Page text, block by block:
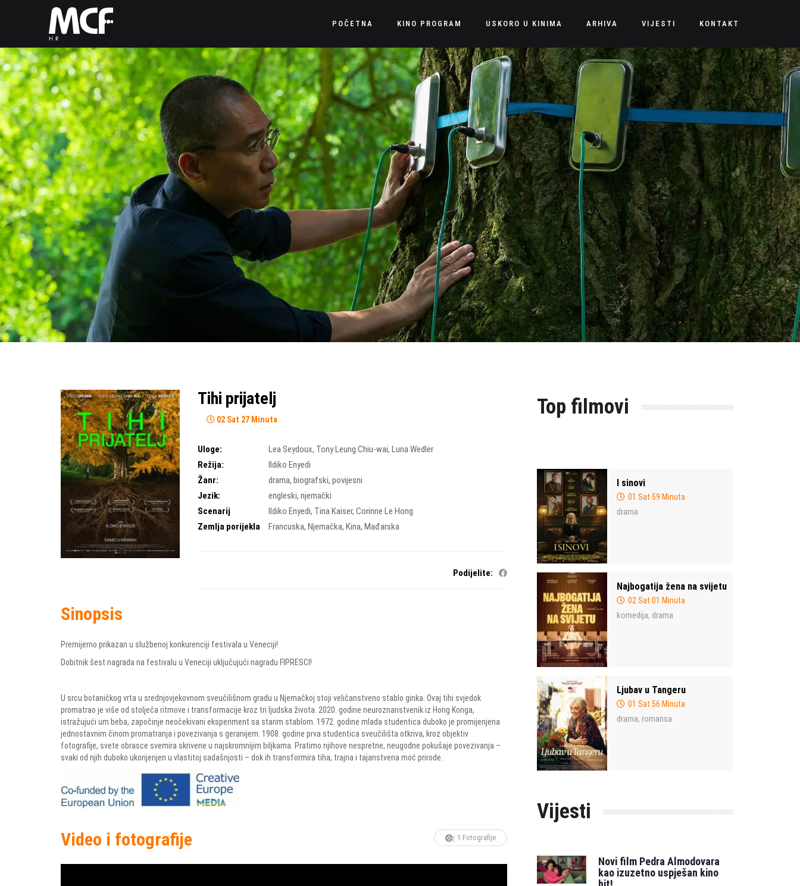
POČETNA KINO PROGRAM USKORO U KINIMA ARHIVA VIJESTI KONTAKT
Tihi prijatelj
02 Sat 27 Minuta
Uloge: Lea Seydoux, Tony Leung Chiu-wai, Luna Wedler
Režija:
Ildiko Enyedi
Žanr:
drama, biografski, povijesni
Jezik:
engleski, njemački
Scenarij
Ildiko Enyedi, Tina Kaiser, Corinne Le Hong
Zemlja porijekla
Francuska, Njemačka, Kina, Mađarska
Podijelite:
Sinopsis
Premijerno prikazan u službenoj konkurenciji festivala u Veneciji!
Dobitnik šest nagrada na festivalu u Veneciji uključujući nagradu FIPRESCI!
U srcu botaničkog vrta u srednjovjekovnom sveučilišnom gradu u Njemačkoj stoji veličanstveno stablo ginka. Ovaj tihi svjedok
promatrao je više od stoljeća ritmove i transformacije kroz tri ljudska života. 2020. godine neuroznanstvenik iz Hong Konga,
istražujući um beba, započinje neočekivani eksperiment sa starim stablom. 1972. godine mlada studentica duboko je promijenjena
jednostavnim činom promatranja i povezivanja s geranijem. 1908. godine prva studentica sveučilišta otkriva, kroz objektiv
fotografije, svete obrasce svemira skrivene u najskromnijim biljkama. Pratimo njihove nespretne, neugodne pokušaje povezivanja –
svaki od njih duboko ukorijenjen u vlastitoj sadašnjosti – dok ih transformira tiha, trajna i tajanstvena moć prirode.
Video i fotografije 1 Fotografije
Top filmovi
I sinovi
01 Sat 59 Minuta
drama
Najbogatija žena na svijetu
02 Sat 01 Minuta
komedija, drama
Ljubav u Tangeru
01 Sat 56 Minuta
drama, romansa
Vijesti
Novi film Pedra Almodovara
kao izuzetno uspješan kino